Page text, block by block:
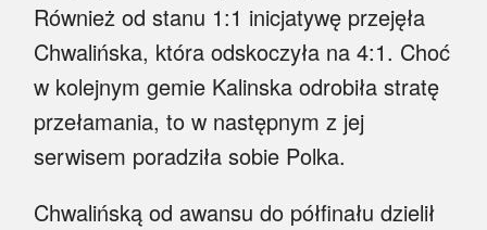
Również od stanu 1:1 inicjatywę przejęła
Chwalińska, która odskoczyła na 4:1. Choć
w kolejnym gemie Kalinska odrobiła stratę
przełamania, to w następnym z jej
serwisem poradziła sobie Polka.
Chwalińską od awansu do półfinału dzielił